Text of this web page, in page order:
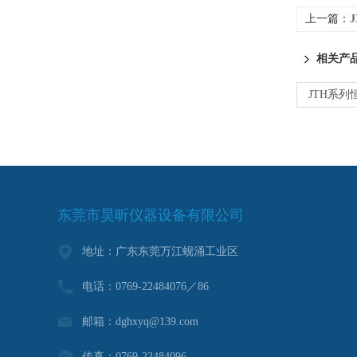
上一篇：
相关产
JTH系列
东莞市昊昕仪器设备有限公司
地址：广东东莞万江蚬涌工业区
电话：0769-22484076／86
邮箱：dghxyq@139.com